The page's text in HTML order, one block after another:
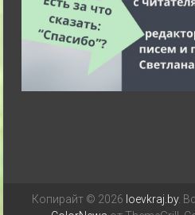
Копирайт © 2026 loevkraj.by.